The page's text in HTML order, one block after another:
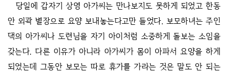
당일에 갑자기 상영 아가씨는 만나보지도 못하게 되었고 한동
안 외곽 별장으로 요양 보내놓는다고만 들었다. 보모하녀는 주인
댁의 아가씨나 도련님을 자기 아이처럼 소중하게 돌보는 소임을
갖는다. 다른 이유가 아니라 아가씨가 몸이 아파서 요양을 하게
되었는데 그동안 보모는 따로 휴가를 가라는 것은 말도 안 되는